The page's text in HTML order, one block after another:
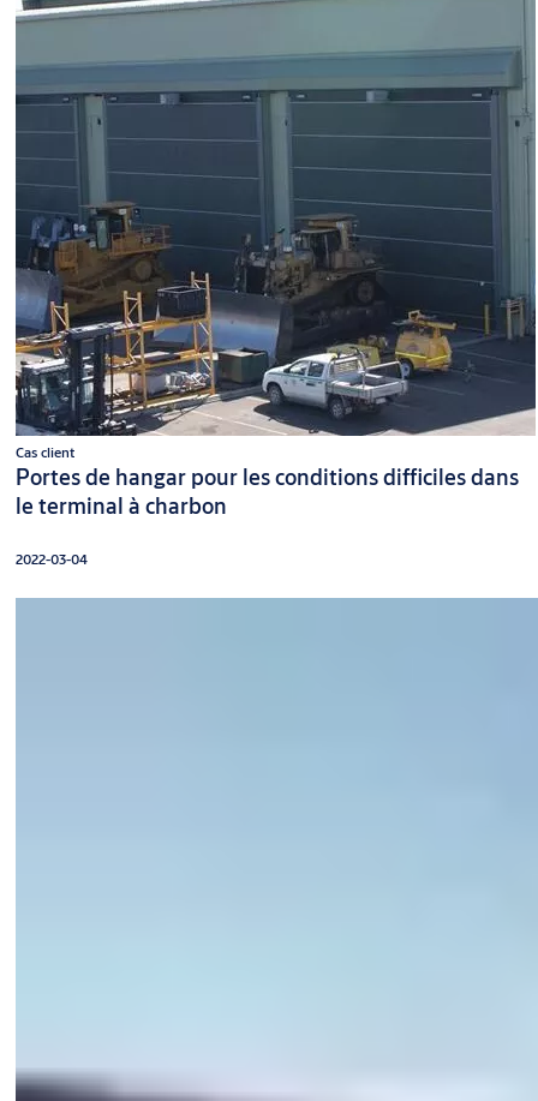
Cas client
Portes de hangar pour les conditions difficiles dans
le terminal à charbon
2022-03-04